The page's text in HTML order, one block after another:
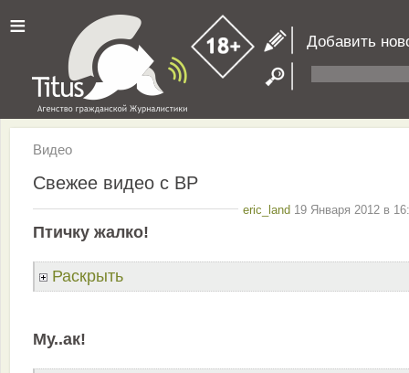
≡ Добавить
Видео
Свежее видео с ВР
eric_land 19 Января 2012 в
Птичку жалко!
Раскрыть
Му..ак!